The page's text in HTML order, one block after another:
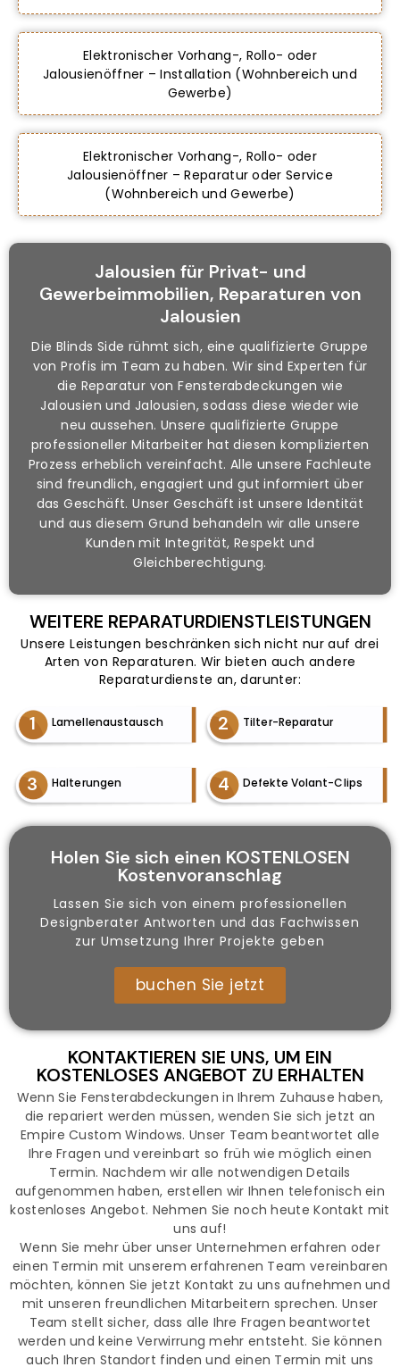
Elektronischer Vorhang-, Rollo- oder
Jalousienöffner – Installation (Wohnbereich und
Gewerbe)
Elektronischer Vorhang-, Rollo- oder
Jalousienöffner – Reparatur oder Service
(Wohnbereich und Gewerbe)
Jalousien für Privat- und
Gewerbeimmobilien, Reparaturen von
Jalousien
Die Blinds Side rühmt sich, eine qualifizierte Gruppe
von Profis im Team zu haben. Wir sind Experten für
die Reparatur von Fensterabdeckungen wie
Jalousien und Jalousien, sodass diese wieder wie
neu aussehen. Unsere qualifizierte Gruppe
professioneller Mitarbeiter hat diesen komplizierten
Prozess erheblich vereinfacht. Alle unsere Fachleute
sind freundlich, engagiert und gut informiert über
das Geschäft. Unser Geschäft ist unsere Identität
und aus diesem Grund behandeln wir alle unsere
Kunden mit Integrität, Respekt und
Gleichberechtigung.
WEITERE REPARATURDIENSTLEISTUNGEN
Unsere Leistungen beschränken sich nicht nur auf drei
Arten von Reparaturen. Wir bieten auch andere
Reparaturdienste an, darunter:
1 Lamellenaustausch Tilter-Reparatur
2
Halterungen
3 Defekte Volant-Clips
4
Holen Sie sich einen KOSTENLOSEN
Kostenvoranschlag
Lassen Sie sich von einem professionellen
Designberater Antworten und das Fachwissen
zur Umsetzung Ihrer Projekte geben
buchen Sie jetzt
KONTAKTIEREN SIE UNS, UM EIN
KOSTENLOSES ANGEBOT ZU ERHALTEN
Wenn Sie Fensterabdeckungen in Ihrem Zuhause haben,
die repariert werden müssen, wenden Sie sich jetzt an
Empire Custom Windows. Unser Team beantwortet alle
Ihre Fragen und vereinbart so früh wie möglich einen
Termin. Nachdem wir alle notwendigen Details
aufgenommen haben, erstellen wir Ihnen telefonisch ein
kostenloses Angebot. Nehmen Sie noch heute Kontakt mit
uns auf!
Wenn Sie mehr über unser Unternehmen erfahren oder
einen Termin mit unserem erfahrenen Team vereinbaren
möchten, können Sie jetzt Kontakt zu uns aufnehmen und
mit unseren freundlichen Mitarbeitern sprechen. Unser
Team stellt sicher, dass alle Ihre Fragen beantwortet
werden und keine Verwirrung mehr entsteht. Sie können
auch Ihren Standort finden und einen Termin mit uns